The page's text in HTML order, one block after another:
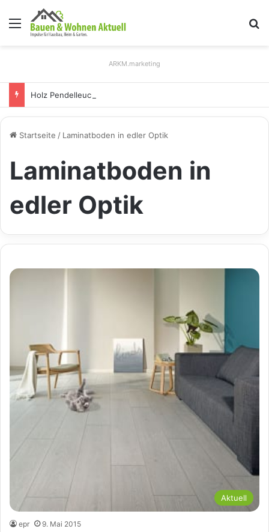
Menü
ARKM.marketing
Startseite / Laminatboden in edler Optik
Laminatboden in
edler Optik
Aktuell
epr 9. Mai 2015